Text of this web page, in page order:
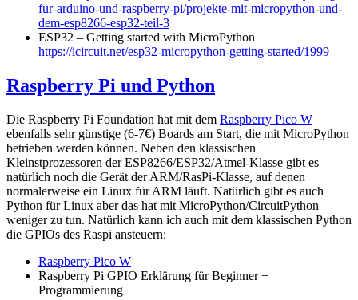
fur-arduino-und-raspberry-pi/projekte-mit-micropython-und-
dem-esp8266-esp32-teil-3
ESP32 – Getting started with MicroPython
https://icircuit.net/esp32-micropython-getting-started/1999
Raspberry Pi und Python
Die Raspberry Pi Foundation hat mit dem Raspberry Pico W
ebenfalls sehr günstige (6-7€) Boards am Start, die mit MicroPython
betrieben werden können. Neben den klassischen
Kleinstprozessoren der ESP8266/ESP32/Atmel-Klasse gibt es
natürlich noch die Gerät der ARM/RasPi-Klasse, auf denen
normalerweise ein Linux für ARM läuft. Natürlich gibt es auch
Python für Linux aber das hat mit MicroPython/CircuitPython
weniger zu tun. Natürlich kann ich auch mit dem klassischen Python
die GPIOs des Raspi ansteuern:
Raspberry Pico W
Raspberry Pi GPIO Erklärung für Beginner +
Programmierung